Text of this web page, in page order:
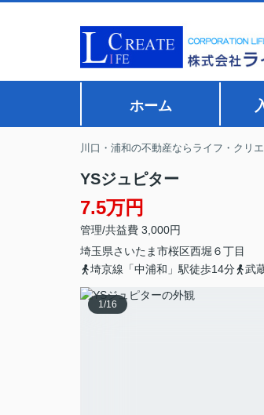
ホーム
川口・浦和の不動産ならライフ・クリ
YSジュピター
7.5万円
管理/共益費 3,000円
埼玉県さいたま市桜区西堀 ６丁目
埼京線「中浦和」駅徒歩14分
武
1 /16